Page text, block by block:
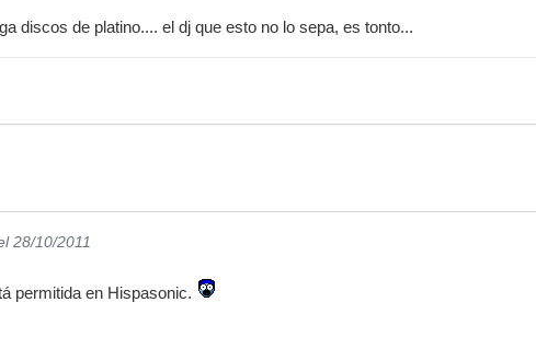
discos de platino.... el dj que esto no lo sepa, es tonto...
28/10/2011
permitida en Hispasonic.